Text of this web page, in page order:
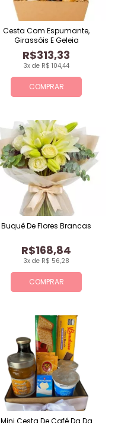
COMPRAR
3x de R$ 104,44
R$313,33
Cesta Com Espumante,
Girassóis E Geleia
COMPRAR
3x de R$ 56,28
R$168,84
Buquê De Flores Brancas
Mini Cesta De Café Da Da